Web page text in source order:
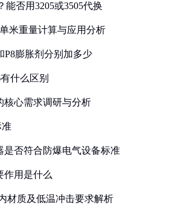
能否用3205或3505代换
米重量计算与应用分析
P8膨胀剂分别加多少
什么区别
核心需求调研与分析
准
是否符合防爆电气设备标准
作用是什么
材质及低温冲击要求解析